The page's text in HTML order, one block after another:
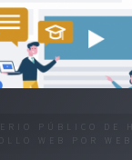
PÚBLICO DE
WEB POR